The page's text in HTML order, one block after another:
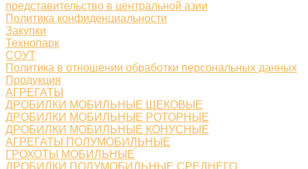
представительство в центральной азии
Политика конфиденциальности
Закупки
Технопарк
СОУТ
Политика в отношении обработки персональных данных
Продукция
АГРЕГАТЫ
ДРОБИЛКИ МОБИЛЬНЫЕ ЩЕКОВЫЕ
ДРОБИЛКИ МОБИЛЬНЫЕ РОТОРНЫЕ
ДРОБИЛКИ МОБИЛЬНЫЕ КОНУСНЫЕ
АГРЕГАТЫ ПОЛУМОБИЛЬНЫЕ
ГРОХОТЫ МОБИЛЬНЫЕ
ДРОБИЛКИ ПОЛУМОБИЛЬНЫЕ СРЕДНЕГО